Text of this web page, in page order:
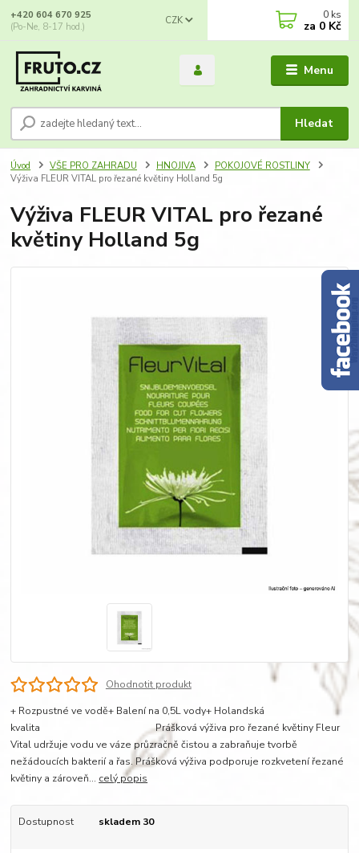
Menu
CZK
Hledat
+420 604 670 925
(Po-Ne, 8-17 hod.)
0 ks
za 0 Kč
Úvod VŠE PRO ZAHRADU HNOJIVA
POKOJOVÉ ROSTLINY
Výživa FLEUR VITAL pro řezané květiny Holland 5g
Výživa FLEUR VITAL pro řezané
květiny Holland 5g
Ohodnotit produkt
+ Rozpustné ve vodě+ Balení na 0,5L vody+ Holandská
kvalita Prášková výživa pro řezané květiny Fleur
Vital udržuje vodu ve váze průzračně čistou a zabraňuje tvorbě
nežádoucích bakterií a řas. Prášková výživa podporuje rozkvetení řezané
květiny a zároveň... celý popis
Dostupnost skladem 30